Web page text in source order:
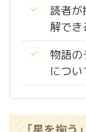
読者
解でき
物語
につい
「星を掬